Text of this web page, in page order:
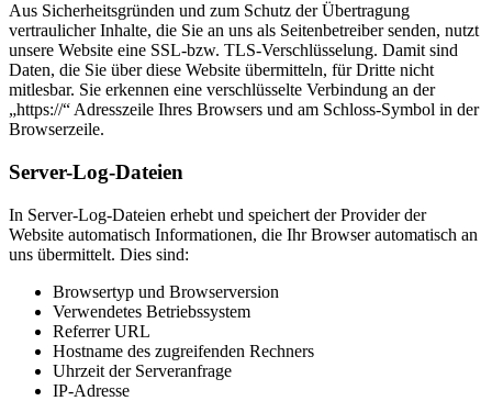
Aus Sicherheitsgründen und zum Schutz der Übertragung
vertraulicher Inhalte, die Sie an uns als Seitenbetreiber senden, nutzt
unsere Website eine SSL-bzw. TLS-Verschlüsselung. Damit sind
Daten, die Sie über diese Website übermitteln, für Dritte nicht
mitlesbar. Sie erkennen eine verschlüsselte Verbindung an der
„https://“ Adresszeile Ihres Browsers und am Schloss-Symbol in der
Browserzeile.
Server-Log-Dateien
In Server-Log-Dateien erhebt und speichert der Provider der
Website automatisch Informationen, die Ihr Browser automatisch an
uns übermittelt. Dies sind:
Browsertyp und Browserversion
Verwendetes Betriebssystem
Referrer URL
Hostname des zugreifenden Rechners
Uhrzeit der Serveranfrage
IP-Adresse